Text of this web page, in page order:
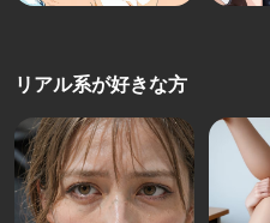
リアル系が好きな方